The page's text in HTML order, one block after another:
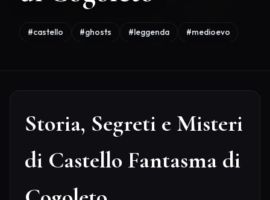
#castello #ghosts #leggenda #medioevo
Storia, Segreti e Misteri
di Castello Fantasma di